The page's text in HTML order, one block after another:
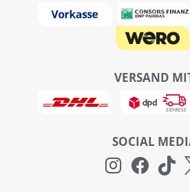
VERSAND
SOCIAL